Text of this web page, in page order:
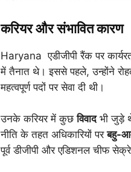
करियर और संभावित कारण
Haryana एडीजीपी रैंक पर
में तैनात थे। इससे पहले, उन्होंने
महत्वपूर्ण पदों पर सेवा दी थी।
उनके करियर में कुछविवादभी जुड़े
नीति के तहत अधिकारियों परबहु-
पूर्व डीजीपी और एडिशनल चीफ